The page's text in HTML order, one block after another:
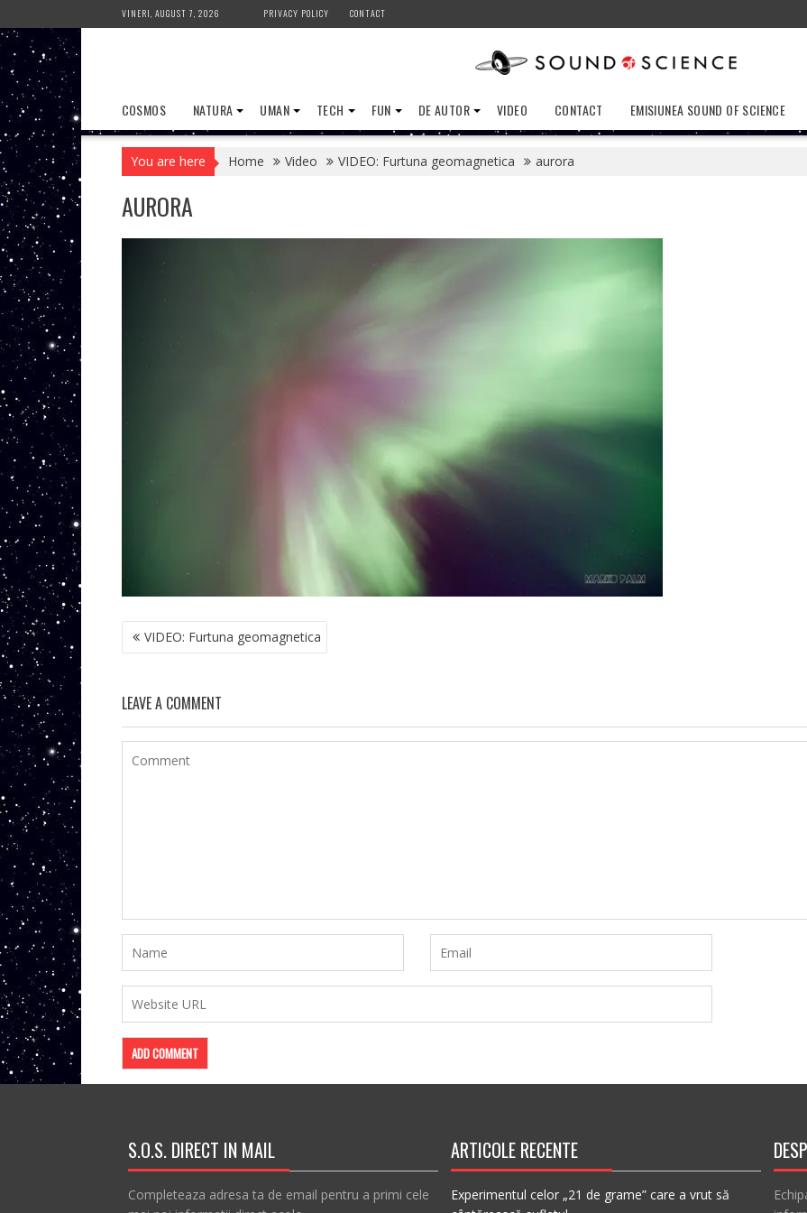
to
content
VINERI, AUGUST 7, 2026 PRIVACY POLICY CONTACT
COSMOS NATURA UMAN TECH FUN DE AUTOR VIDEO CONTACT EMISIUNEA SOUND OF SCIENCE
You are here Home Video VIDEO: Furtuna geomagnetica aurora
AURORA
NAVIGARE
ÎN VIDEO: Furtuna geomagnetica
LEAVE A COMMENT
S.O.S. DIRECT IN MAIL
Completeaza adresa ta de email pentru a primi cele
ARTICOLE RECENTE
Experimentul celor „21 de grame” care a vrut să